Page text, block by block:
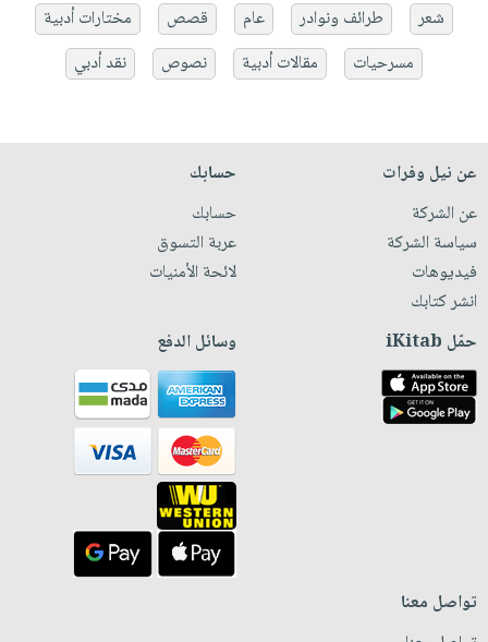
شعر
طرائف ونوادر عام قصص
مختارات أدبية
مسرحيات
مقالات أدبية نصوص نقد أدبي
عن نيل وفرات
عن الشركة
سياسة الشركة
فيديوهات
انشر كتابك
حسابك
حسابك
عربة التسوق
لائحة الأمنيات
حمّل iKitab وسائل الدفع
تواصل معنا